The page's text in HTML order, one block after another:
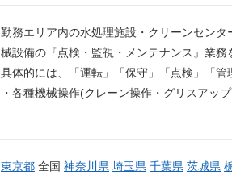
勤務エリア内の水処理施設・クリーンセン
械設備の『点検・監視・メンテナンス』業務
具体的には、「運転」「保守」「点検」「管
・各種機械操作(クレーン操作・グリスアップ
東京都 全国 神奈川県 埼玉県 千葉県 茨城県